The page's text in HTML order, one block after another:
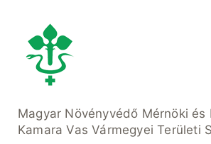
Magyar Növényvédő Mérnöki és
Kamara Vas Vármegyei Területi